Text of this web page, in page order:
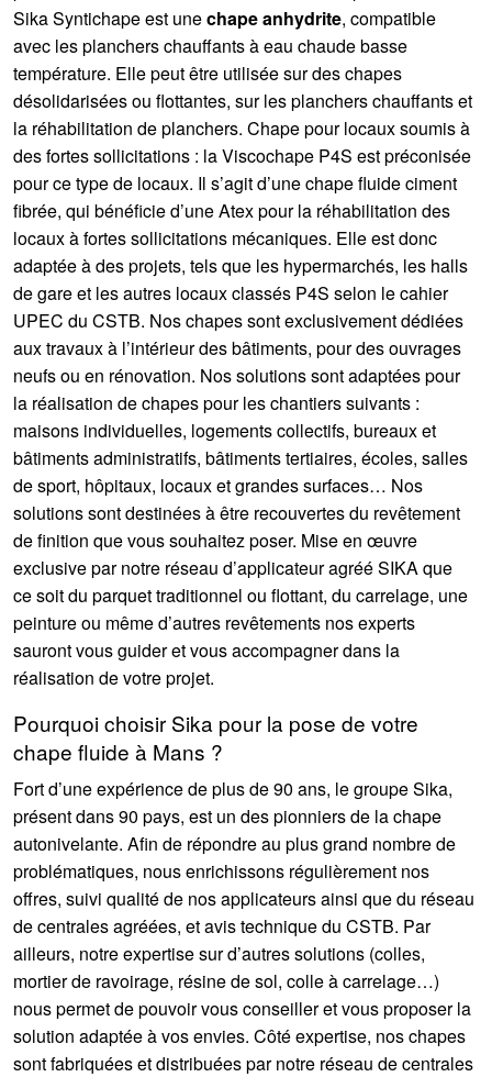
Sika Syntichape est unechape anhydrite, compatible
avec les planchers chauffants à eau chaude basse
température. Elle peut être utilisée sur des chapes
désolidarisées ou flottantes, sur les planchers chauffants et
la réhabilitation de planchers. Chape pour locaux soumis à
des fortes sollicitations : la Viscochape P4S est préconisée
pour ce type de locaux. Il s’agit d’une chape fluide ciment
fibrée, qui bénéficie d’une Atex pour la réhabilitation des
locaux à fortes sollicitations mécaniques. Elle est donc
adaptée à des projets, tels que les hypermarchés, les halls
de gare et les autres locaux classés P4S selon le cahier
UPEC du CSTB. Nos chapes sont exclusivement dédiées
aux travaux à l’intérieur des bâtiments, pour des ouvrages
neufs ou en rénovation. Nos solutions sont adaptées pour
la réalisation de chapes pour les chantiers suivants :
maisons individuelles, logements collectifs, bureaux et
bâtiments administratifs, bâtiments tertiaires, écoles, salles
de sport, hôpitaux, locaux et grandes surfaces… Nos
solutions sont destinées à être recouvertes du revêtement
de finition que vous souhaitez poser. Mise en œuvre
exclusive par notre réseau d’applicateur agréé SIKA que
ce soit du parquet traditionnel ou flottant, du carrelage, une
peinture ou même d’autres revêtements nos experts
sauront vous guider et vous accompagner dans la
réalisation de votre projet.
Pourquoi choisir Sika pour la pose de votre
chape fluide à Mans ?
Fort d’une expérience de plus de 90 ans, le groupe Sika,
présent dans 90 pays, est un des pionniers de la chape
autonivelante. Afin de répondre au plus grand nombre de
problématiques, nous enrichissons régulièrement nos
offres, suivi qualité de nos applicateurs ainsi que du réseau
de centrales agréées, et avis technique du CSTB. Par
ailleurs, notre expertise sur d’autres solutions (colles,
mortier de ravoirage, résine de sol, colle à carrelage…)
nous permet de pouvoir vous conseiller et vous proposer la
solution adaptée à vos envies. Côté expertise, nos chapes
sont fabriquées et distribuées par notre réseau de centrales